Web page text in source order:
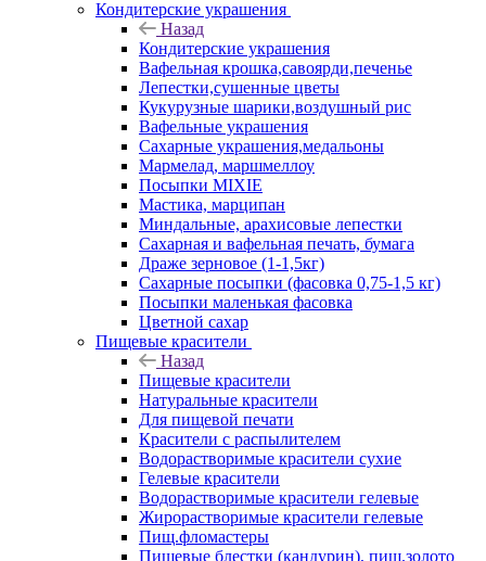
Кондитерские украшения
Назад
Кондитерские украшения
Вафельная крошка,савоярди,печенье
Лепестки,сушенные цветы
Кукурузные шарики,воздушный рис
Вафельные украшения
Сахарные украшения,медальоны
Мармелад, маршмеллоу
Посыпки MIXIE
Мастика, марципан
Миндальные, арахисовые лепестки
Сахарная и вафельная печать, бумага
Драже зерновое (1-1,5кг)
Сахарные посыпки (фасовка 0,75-1,5 кг)
Посыпки маленькая фасовка
Цветной сахар
Пищевые красители
Назад
Пищевые красители
Натуральные красители
Для пищевой печати
Красители с распылителем
Водорастворимые красители сухие
Гелевые красители
Водорастворимые красители гелевые
Жирорастворимые красители гелевые
Пищ.фломастеры
Пищевые блестки (кандурин), пищ.золото